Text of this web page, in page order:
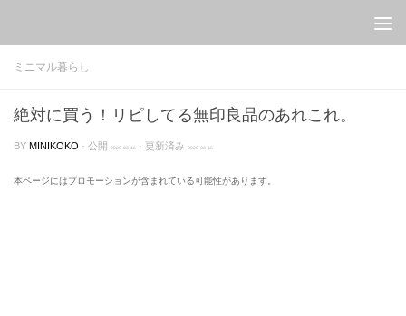
ミニマル暮らし
絶対に買う！リピしてる無印良品のあれこれ。
BY MINIKOKO · 公開 2020-03-16 · 更新済み 2020-03-16
本ページにはプロモーションが含まれている可能性があります。